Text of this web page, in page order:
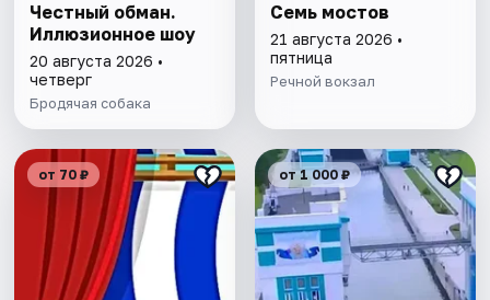
Честный обман.
Иллюзионное шоу
20 августа 2026 •
четверг
Бродячая собака
Семь мостов
21 августа 2026 •
пятница
Речной вокзал
от 70 ₽ от 1 000 ₽